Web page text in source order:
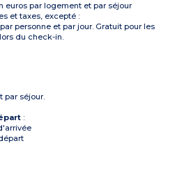
euros par logement et par séjour
et taxes, excepté :
personne et par jour. Gratuit pour les
du check-in.
par séjour.
: